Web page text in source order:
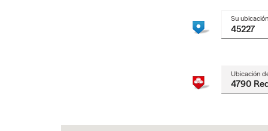
Su ubicación
Ubicación